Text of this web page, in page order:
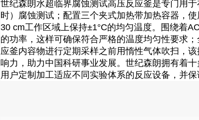
世纪森朗水超临界腐蚀测试高压反应釜是专门用
时）腐蚀测试；配置三个夹式加热带加热容器，
30 cm工作区域上保持±1°C的均匀温度。围绕着
的功率，这样可确保符合严格的温度均匀性要求
应釜内容物进行定期采样之前用惰性气体吹扫，
响力，助力中国科研事业发展。世纪森朗拥有着
用户定制加工适应不同实验体系的反应设备，并保